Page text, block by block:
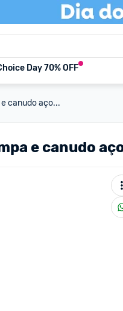
Day 70% OFF
canudo aço...
e canudo